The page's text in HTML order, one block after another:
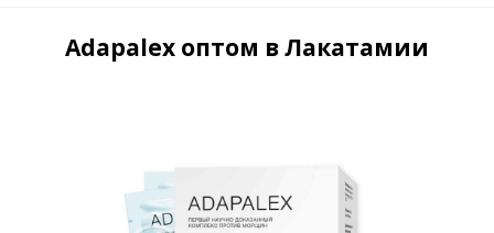
Adapalex оптом в Лакатамии